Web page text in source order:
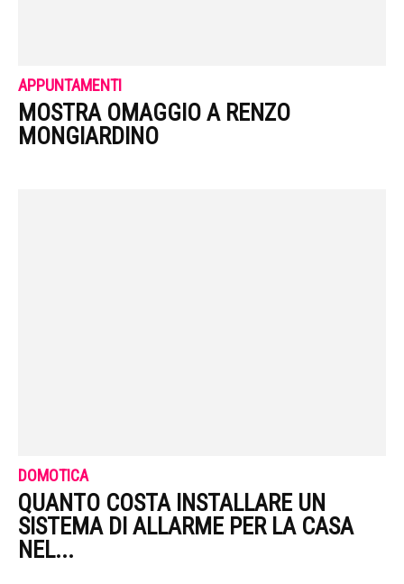
APPUNTAMENTI
MOSTRA OMAGGIO A RENZO
MONGIARDINO
DOMOTICA
QUANTO COSTA INSTALLARE UN
SISTEMA DI ALLARME PER LA CASA
NEL...